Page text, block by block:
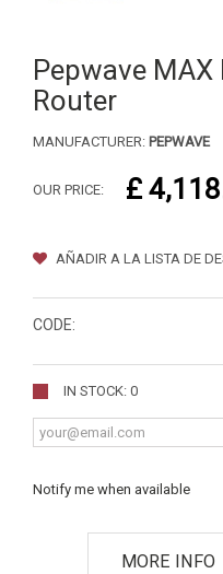
Pepwave MAX
Router
MANUFACTURER: PEPWAVE
OUR PRICE: £
AÑADIR A LA LISTA DE
CODE:
IN STOCK: 0
Notify me when available
MORE INFO